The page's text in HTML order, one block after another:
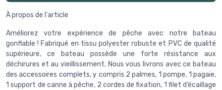
À propos de l'article
Améliorez votre expérience de pêche avec notre bateau
gonflable ! Fabriqué en tissu polyester robuste et PVC de qualité
supérieure, ce bateau possède une forte résistance aux
déchirures et au vieillissement. Nous vous livrons avec ce bateau
des accessoires complets, y compris 2 palmes, 1 pompe, 1 pagaie,
1 support de canne à pêche, 2 cordes de fixation, 1 filet d’écaillage